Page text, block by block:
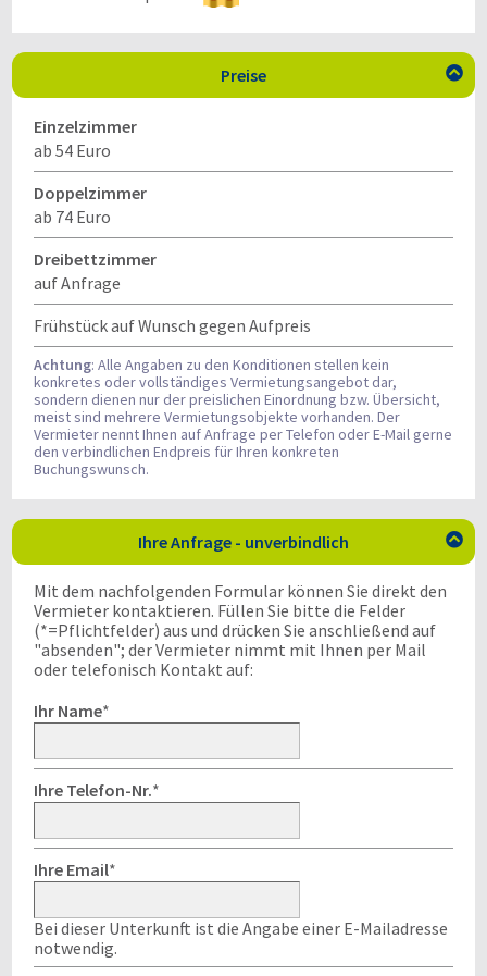
Preise 
Einzelzimmer
ab 54 Euro
Doppelzimmer
ab 74 Euro
Dreibettzimmer
auf Anfrage
Frühstück auf Wunsch gegen Aufpreis
Achtung: Alle Angaben zu den Konditionen stellen kein
konkretes oder vollständiges Vermietungsangebot dar,
sondern dienen nur der preislichen Einordnung bzw. Übersicht,
meist sind mehrere Vermietungsobjekte vorhanden. Der
Vermieter nennt Ihnen auf Anfrage per Telefon oder E-Mail gerne
den verbindlichen Endpreis für Ihren konkreten
Buchungswunsch.
Ihre Anfrage - unverbindlich 
Mit dem nachfolgenden Formular können Sie direkt den
Vermieter kontaktieren. Füllen Sie bitte die Felder
(*=Pflichtfelder) aus und drücken Sie anschließend auf
"absenden"; der Vermieter nimmt mit Ihnen per Mail
oder telefonisch Kontakt auf:
Ihr Name*
Ihre Telefon-Nr.*
Ihre Email*
Bei dieser Unterkunft ist die Angabe einer E-Mailadresse
notwendig.